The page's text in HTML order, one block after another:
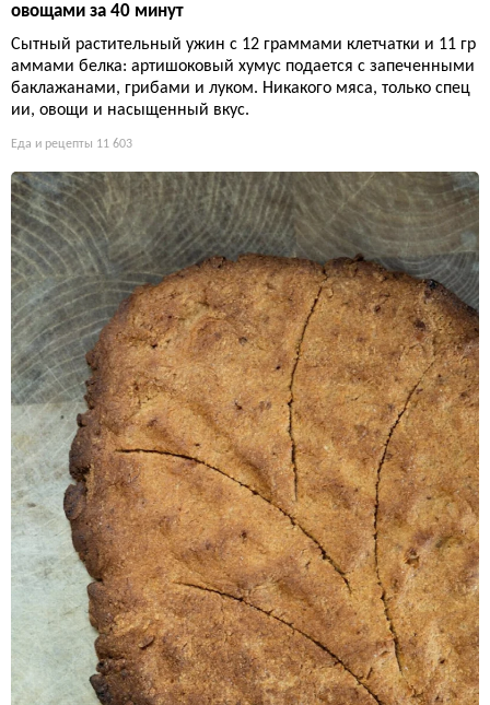
овощами за 40 минут
Сытный растительный ужин с 12 граммами клетчатки и 11 гр
аммами белка: артишоковый хумус подается с запеченными
баклажанами, грибами и луком. Никакого мяса, только спец
ии, овощи и насыщенный вкус.
Еда и рецепты 11 603